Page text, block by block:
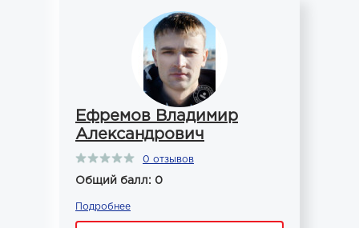
Ефремов Владимир
Александрович
0 отзывов
Общий балл: 0
Подробнее